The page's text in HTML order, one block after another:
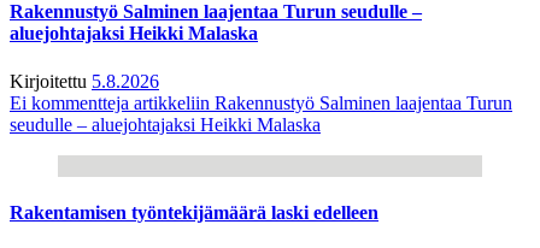
Rakennustyö Salminen laajentaa Turun seudulle –
aluejohtajaksi Heikki Malaska
Kirjoitettu 5.8.2026
Ei kommentteja artikkeliin Rakennustyö Salminen laajentaa Turun
seudulle – aluejohtajaksi Heikki Malaska
Rakentamisen työntekijämäärä laski edelleen